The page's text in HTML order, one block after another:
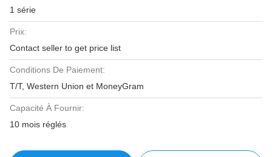
1 série
Prix:
Contact seller to get price list
Conditions De Paiement:
T/T, Western Union et MoneyGram
Capacité À Fournir:
10 mois réglés